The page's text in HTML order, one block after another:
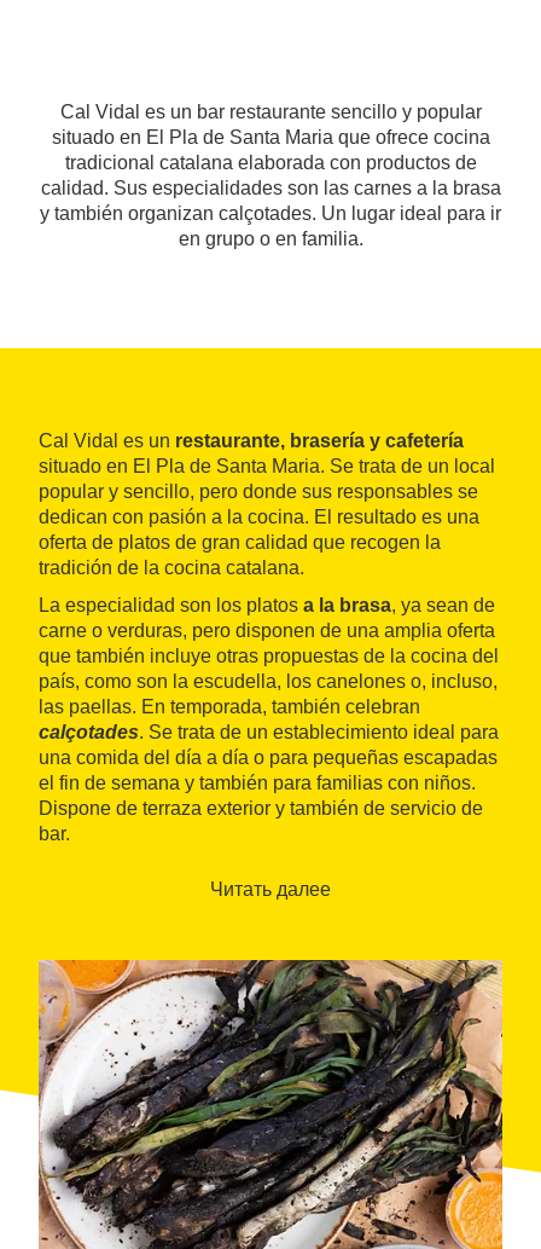
Cal Vidal es un bar restaurante sencillo y popular
situado en El Pla de Santa Maria que ofrece cocina
tradicional catalana elaborada con productos de
calidad. Sus especialidades son las carnes a la brasa
y también organizan calçotades. Un lugar ideal para ir
en grupo o en familia.
Cal Vidal es un restaurante, brasería y cafetería
situado en El Pla de Santa Maria. Se trata de un local
popular y sencillo, pero donde sus responsables se
dedican con pasión a la cocina. El resultado es una
oferta de platos de gran calidad que recogen la
tradición de la cocina catalana.
La especialidad son los platos a la brasa, ya sean de
carne o verduras, pero disponen de una amplia oferta
que también incluye otras propuestas de la cocina del
país, como son la escudella, los canelones o, incluso,
las paellas. En temporada, también celebran
calçotades. Se trata de un establecimiento ideal para
una comida del día a día o para pequeñas escapadas
el fin de semana y también para familias con niños.
Dispone de terraza exterior y también de servicio de
bar.
Читать далее